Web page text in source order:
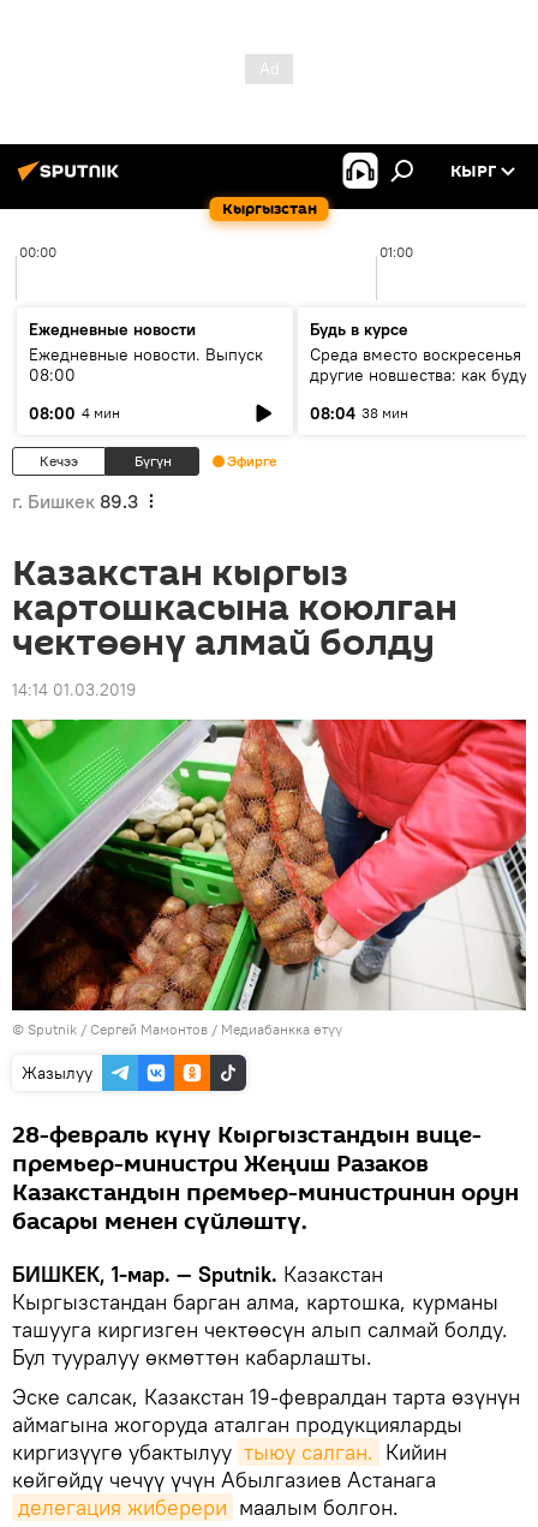
Кыргызстан
КЫРГ
00:00 01:00
Ежедневные новости
Ежедневные новости. Выпуск
08:00
08:00 4 мин
Будь в курсе
Среда вместо воскресенья и
другие новшества: как будут
08:04 38 мин
Кечээ Бүгүн Эфирге
г. Бишкек 89.3
Казакстан кыргыз
картошкасына коюлган
чектөөнү алмай болду
14:14 01.03.2019
© Sputnik / Сергей Мамонтов / Медиабанкка өтүү
Жазылуу
28-февраль күнү Кыргызстандын вице-
премьер-министри Жеңиш Разаков
Казакстандын премьер-министринин орун
басары менен сүйлөштү.
БИШКЕК, 1-мар. — Sputnik. Казакстан
Кыргызстандан барган алма, картошка, курманы
ташууга киргизген чектөөсүн алып салмай болду.
Бул тууралуу өкмөттөн кабарлашты.
Эске салсак, Казакстан 19-февралдан тарта өзүнүн
аймагына жогоруда аталган продукцияларды
киргизүүгө убактылуу тыюу салган. Кийин
көйгөйдү чечүү үчүн Абылгазиев Астанага
делегация жиберери маалым болгон.